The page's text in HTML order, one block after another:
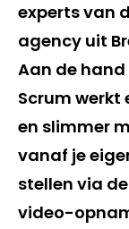
experts van
agency uit
Aan de hand
Scrum werkt
en slimmer
vanaf je
stellen via
video-